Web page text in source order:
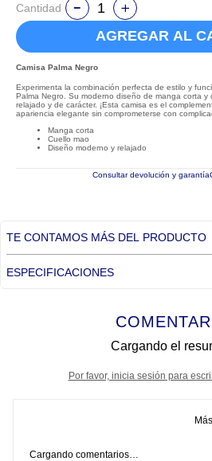
Cantidad
AGREGAR AL
Camisa Palma Negro
Experimenta la combinación perfecta de estilo y
Palma Negro. Su moderno diseño de manga corta y
relajado y de carácter. ¡Esta camisa es el
apariencia elegante sin comprometerse con
Manga corta
Cuello mao
Diseño moderno y relajado
Consultar devolución y garantía
TE CONTAMOS MÁS DEL PRODUCTO
ESPECIFICACIONES
Cargando el
Por favor, inicia sesión para
Cargando comentarios…